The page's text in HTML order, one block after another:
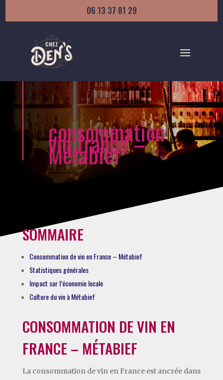
06 13 37 81 29
consommation
vin france –
Métabief
SOMMAIRE
Consommation de vin en France – Métabief
Statistiques générales
Impact sur l’économie locale
Culture du vin à Métabief
CONSOMMATION DE VIN EN
FRANCE – MÉTABIEF
La consommation de vin en France est ancrée dans